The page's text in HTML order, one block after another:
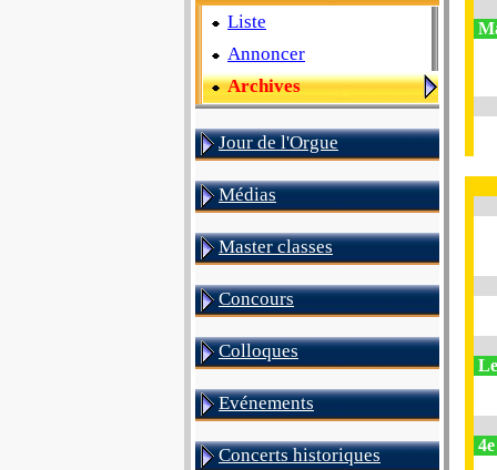
Liste
Annoncer
Archives
Jour de l'Orgue
Médias
Master classes
Concours
Colloques
Evénements
Concerts historiques